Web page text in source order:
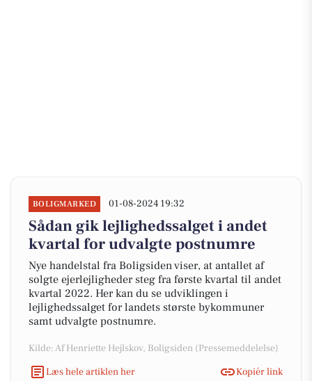
BOLIGMARKED 01-08-2024 19:32
Sådan gik lejlighedssalget i andet
kvartal for udvalgte postnumre
Nye handelstal fra Boligsiden viser, at antallet af
solgte ejerlejligheder steg fra første kvartal til andet
kvartal 2022. Her kan du se udviklingen i
lejlighedssalget for landets største bykommuner
samt udvalgte postnumre.
Kilde: Af Henriette Hejlskov, Boligsiden (Pressemeddelelse)
Læs hele artiklen her
Kopiér link